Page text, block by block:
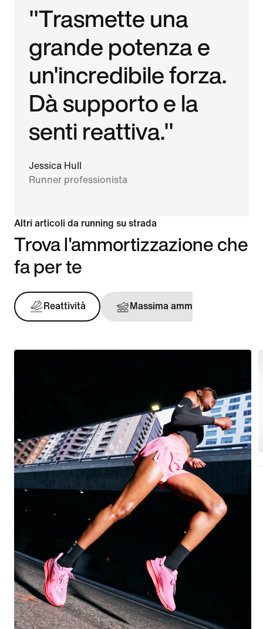
"Trasmette una
grande potenza e
un'incredibile forza.
Dà supporto e la
senti reattiva."
Jessica Hull
Runner professionista
Altri articoli da running su strada
Trova l'ammortizzazione che
fa per te
Reattività Massima ammortizzazione